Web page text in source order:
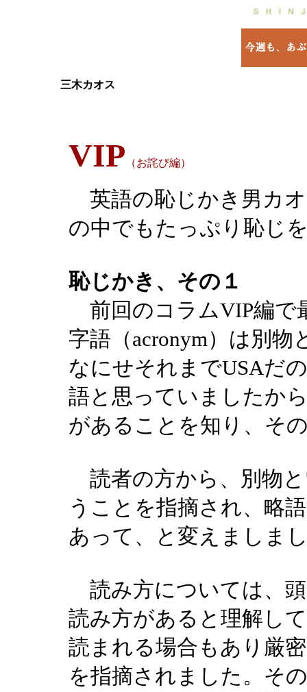
三木カオス
VIP （お詫び編）
英語の恥じかき男カ
の中でもたっぷり恥じ
恥じかき、その１
前回のコラムVIP編で
字語（acronym）は別
なにせそれまでUSAだ
語と思っていましたか
があることを知り、そ
読者の方から、別物
うことを指摘され、略
あって、と変えましま
読み方については、
読み方があると理解し
読まれる場合もあり厳
を指摘されました。そ